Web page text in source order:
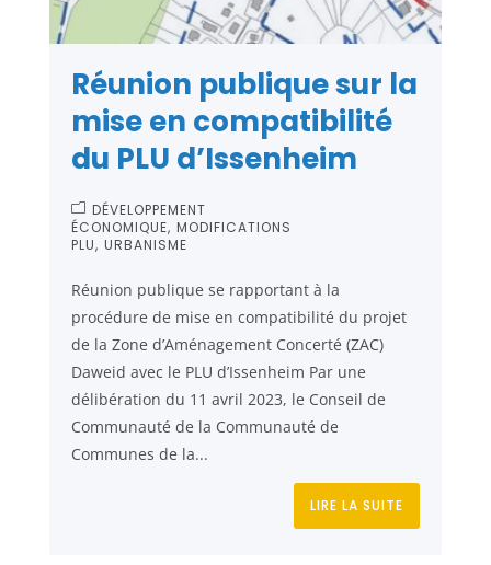
Réunion publique sur la
mise en compatibilité
du PLU d’Issenheim
DÉVELOPPEMENT
ÉCONOMIQUE MODIFICATIONS
PLU URBANISME
Réunion publique se rapportant à la
procédure de mise en compatibilité du projet
de la Zone d’Aménagement Concerté (ZAC)
Daweid avec le PLU d’Issenheim Par une
délibération du 11 avril 2023, le Conseil de
Communauté de la Communauté de
Communes de la...
LIRE LA SUITE